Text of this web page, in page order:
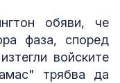
обяви, че
фаза, според
войските
трябва да